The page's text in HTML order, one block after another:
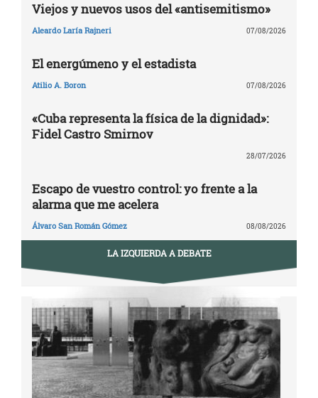
Viejos y nuevos usos del «antisemitismo»
Aleardo Laría Rajneri 07/08/2026
El energúmeno y el estadista
Atilio A. Boron 07/08/2026
«Cuba representa la física de la dignidad»:
Fidel Castro Smirnov
28/07/2026
Escapo de vuestro control: yo frente a la
alarma que me acelera
Álvaro San Román Gómez 08/08/2026
LA IZQUIERDA A DEBATE